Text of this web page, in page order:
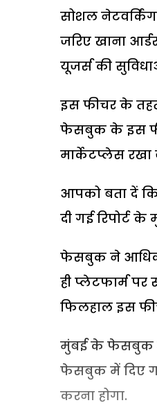
सोशल
जरिए खाना
यूजर्स की
इस फीचर के
फेसबुक के इस
मार्केटप्लेस रखा
आपको बता दें
दी गई रिपोर्ट
फेसबुक ने
ही प्लेटफार्म
फिलहाल इस
मुंबई के फेसबुक
फेसबुक में दिए
करना होगा.